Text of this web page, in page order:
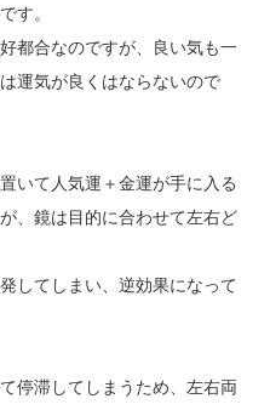
す。
都合なのですが、良い気も一
運気が良くはならないので
いて人気運＋金運が手に入る
、鏡は目的に合わせて左右ど
してしまい、逆効果になって
停滞してしまうため、左右両